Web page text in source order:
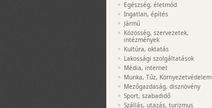
Egészség, életmód
Ingatlan, építés
Jármű
Közösség, szervezetek,
intézmények
Kultúra, oktatás
Lakossági szolgáltatások
Média, internet
Munka, Tűz, Környezetvédelem
Mezőgazdaság, disznövény
Sport, szabadidő
Szállás, utazás, turizmus